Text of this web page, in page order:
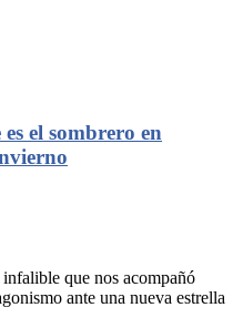
el sombrero en
que nos acompañó
ante una nueva estrella